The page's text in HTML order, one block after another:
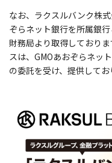
なお、ラクスルバンク株
ぞらネット銀行を所属銀
財務局より取得しており
スは、GMOあおぞらネッ
の委託を受け、提供してお